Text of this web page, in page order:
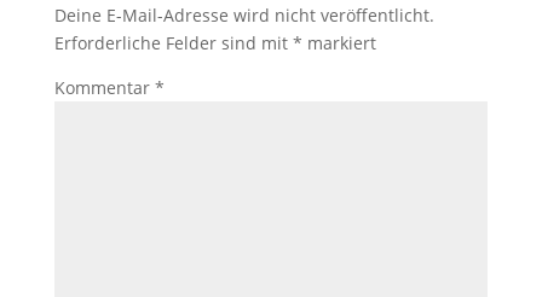
Deine E-Mail-Adresse wird nicht veröffentlicht.
Erforderliche Felder sind mit * markiert
Kommentar *